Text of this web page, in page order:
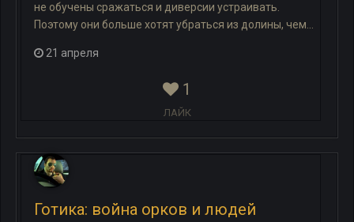
не обучены сражаться и диверсии устраивать.
Поэтому они больше хотят убраться из долины, чем...
21 апреля
1
ЛАЙК
Готика: война орков и людей